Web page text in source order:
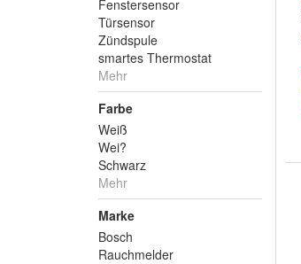
Fenstersensor
Türsensor
Zündspule
smartes Thermostat
Mehr
Farbe
Weiß
Wei?
Schwarz
Mehr
Marke
Bosch
Rauchmelder